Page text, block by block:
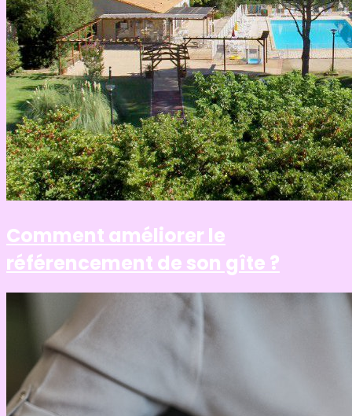
Comment améliorer le
référencement de son gîte ?